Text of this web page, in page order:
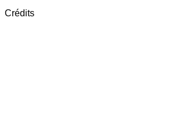
Crédits